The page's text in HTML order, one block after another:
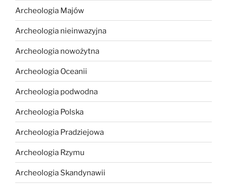
Archeologia Majów
Archeologia nieinwazyjna
Archeologia nowożytna
Archeologia Oceanii
Archeologia podwodna
Archeologia Polska
Archeologia Pradziejowa
Archeologia Rzymu
Archeologia Skandynawii